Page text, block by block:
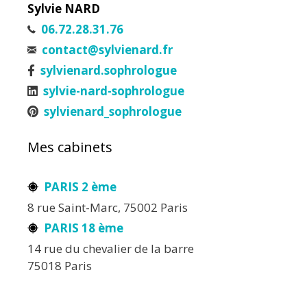
Sylvie NARD
06.72.28.31.76
contact@sylvienard.fr
sylvienard.sophrologue
sylvie-nard-sophrologue
sylvienard_sophrologue
Mes cabinets
PARIS 2 ème
8 rue Saint-Marc, 75002 Paris
PARIS 18 ème
14 rue du chevalier de la barre
75018 Paris